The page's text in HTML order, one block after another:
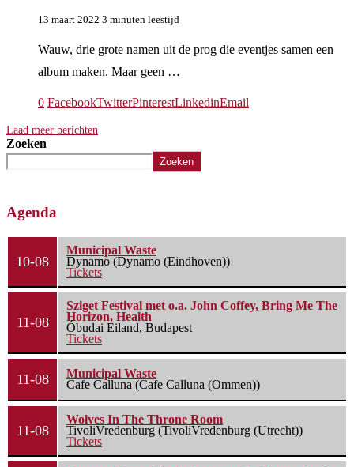
13 maart 2022 3 minuten leestijd
Wauw, drie grote namen uit de prog die eventjes samen een
album maken. Maar geen …
0 FacebookTwitterPinterestLinkedinEmail
Laad meer berichten
Zoeken
Zoeken
Agenda
10-08
Municipal Waste
Dynamo (Dynamo (Eindhoven))
Tickets
11-08
Sziget Festival met o.a. John Coffey, Bring Me The
Horizon, Health
Óbudai Eiland, Budapest
Tickets
11-08
Municipal Waste
Cafe Calluna (Cafe Calluna (Ommen))
11-08
Wolves In The Throne Room
TivoliVredenburg (TivoliVredenburg (Utrecht))
Tickets